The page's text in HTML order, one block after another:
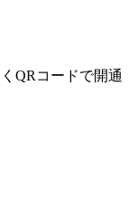
QRコードで開通